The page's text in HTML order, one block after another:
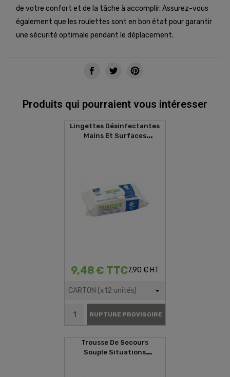
de votre confort et de la tâche à accomplir. Assurez-vous
également que les roulettes sont en bon état pour garantir
une sécurité optimale pendant le déplacement.
Produits qui pourraient vous intéresser
Lingettes Désinfectantes
Mains Et Surfaces
9,48 € TTC7,90 € HT
RUPTURE PROVISOIRE
Trousse De Secours
Souple Situations